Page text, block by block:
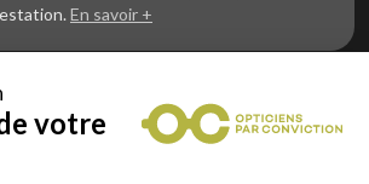
En savoir +
un professionnel de la vue et
nous rejoindre ?
Alliance Optic, la centrale d’achats et
votre